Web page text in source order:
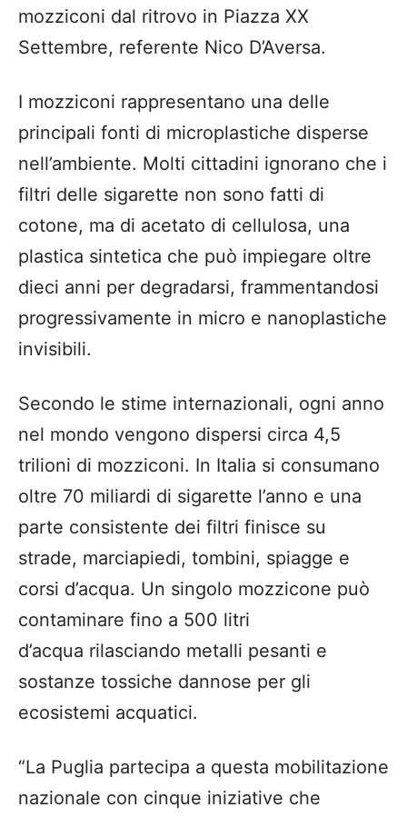
mozziconi dal ritrovo in Piazza XX
Settembre, referente Nico D’Aversa.
I mozziconi rappresentano una delle
principali fonti di microplastiche disperse
nell’ambiente. Molti cittadini ignorano che i
filtri delle sigarette non sono fatti di
cotone, ma di acetato di cellulosa, una
plastica sintetica che può impiegare oltre
dieci anni per degradarsi, frammentandosi
progressivamente in micro e nanoplastiche
invisibili.
Secondo le stime internazionali, ogni anno
nel mondo vengono dispersi circa 4,5
trilioni di mozziconi. In Italia si consumano
oltre 70 miliardi di sigarette l’anno e una
parte consistente dei filtri finisce su
strade, marciapiedi, tombini, spiagge e
corsi d’acqua. Un singolo mozzicone può
contaminare fino a 500 litri
d’acqua rilasciando metalli pesanti e
sostanze tossiche dannose per gli
ecosistemi acquatici.
“La Puglia partecipa a questa mobilitazione
nazionale con cinque iniziative che